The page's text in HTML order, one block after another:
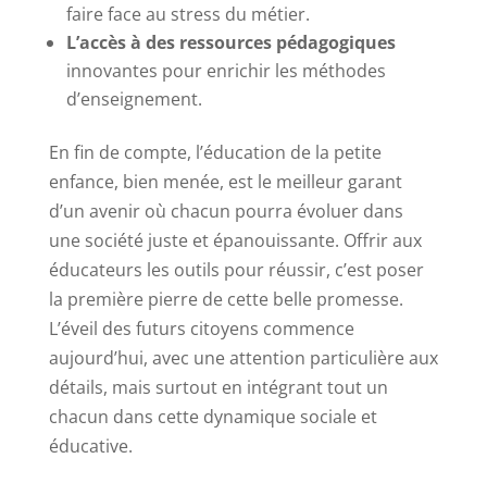
faire face au stress du métier.
L’accès à des ressources pédagogiques
innovantes pour enrichir les méthodes
d’enseignement.
En fin de compte, l’éducation de la petite
enfance, bien menée, est le meilleur garant
d’un avenir où chacun pourra évoluer dans
une société juste et épanouissante. Offrir aux
éducateurs les outils pour réussir, c’est poser
la première pierre de cette belle promesse.
L’éveil des futurs citoyens commence
aujourd’hui, avec une attention particulière aux
détails, mais surtout en intégrant tout un
chacun dans cette dynamique sociale et
éducative.